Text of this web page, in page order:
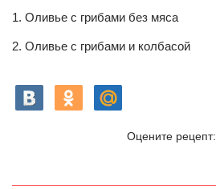
1. Оливье с грибами без мяса
2. Оливье с грибами и колбасой
Оцените рецепт: